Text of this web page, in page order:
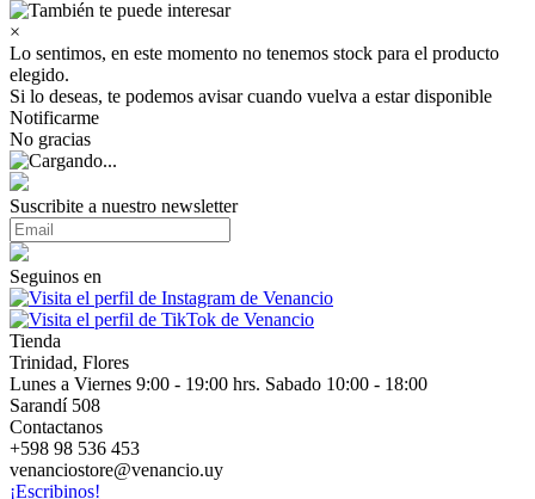
×
Lo sentimos, en este momento no tenemos stock para el producto
elegido.
Si lo deseas, te podemos avisar cuando vuelva a estar disponible
Notificarme
No gracias
Suscribite a nuestro newsletter
Seguinos en
Tienda
Trinidad, Flores
Lunes a Viernes 9:00 - 19:00 hrs. Sabado 10:00 - 18:00
Sarandí 508
Contactanos
+598 98 536 453
venanciostore@venancio.uy
¡Escribinos!